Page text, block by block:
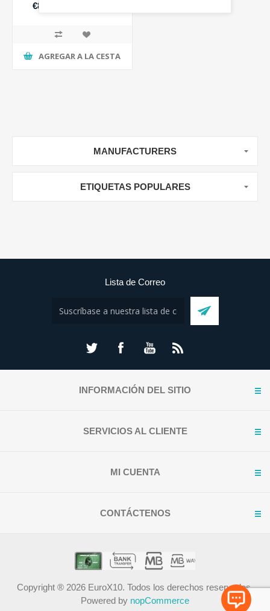
€89,90 IVA incluido
AGREGAR A LA CESTA
MANUFACTURERS
ETIQUETAS POPULARES
Lista de Correo
INFORMACIÓN DEL SITIO
SERVICIOS AL CLIENTE
MI CUENTA
CONTÁCTENOS
Copyright ® 2026 EuroX10. Todos los derechos reservados.
Powered by nopCommerce